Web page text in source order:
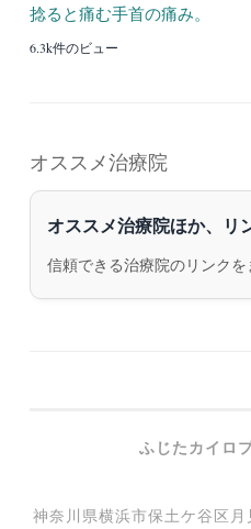
捻ると痛む手首の痛み。
6.3k件のビュー
オススメ治療院
オススメ治療院ほか、リ
信頼できる治療院のリンクを
ふじたカイロ
神奈川県横浜市保土ケ谷区